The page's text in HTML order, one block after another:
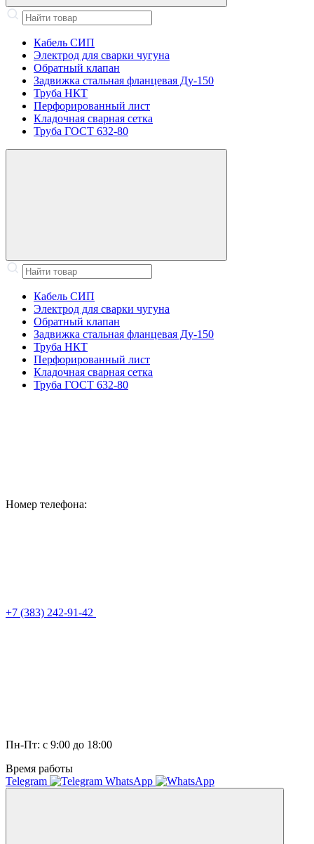
Кабель СИП
Электрод для сварки чугуна
Обратный клапан
Задвижка стальная фланцевая Ду-150
Труба НКТ
Перфорированный лист
Кладочная сварная сетка
Труба ГОСТ 632-80
Кабель СИП
Электрод для сварки чугуна
Обратный клапан
Задвижка стальная фланцевая Ду-150
Труба НКТ
Перфорированный лист
Кладочная сварная сетка
Труба ГОСТ 632-80
Номер телефона:
+7 (383) 242-91-42
Пн-Пт: с 9:00 до 18:00
Время работы
Telegram
WhatsApp